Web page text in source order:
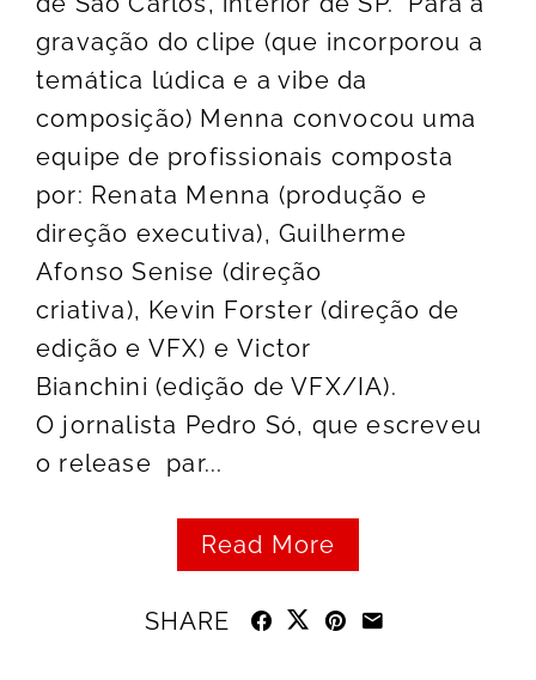
gravação do clipe (que incorporou a
temática lúdica e a vibe da
composição) Menna convocou uma
equipe de profissionais composta
por: Renata Menna (produção e
direção executiva), Guilherme
Afonso Senise (direção
criativa), Kevin Forster (direção de
edição e VFX) e Victor
Bianchini (edição de VFX/IA).
O jornalista Pedro Só, que escreveu
o release par...
Read More
SHARE